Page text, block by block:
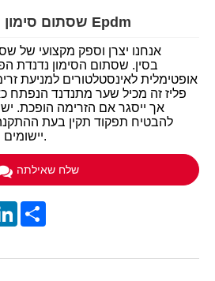
שסתום סימון נדנדה פליז עם אטם Epdm
אנחנו יצרן וספק מקצועי של
אופטימלית לאינסטלטורים למניעת
פליז זה מכיל שער מתנדנד הנפתח
אך ייסגר אם הזרימה הופכת.
להבטיח תפקוד תקין בעת
יישומים מגורים ומסחריים כאחד.
שלח שאילתה
LinkedIn